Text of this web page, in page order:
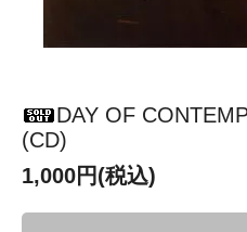
DAY OF
(CD)
1,000円(税込)